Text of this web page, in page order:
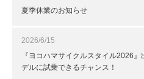
夏季休業のお知らせ
2026/6/15
『ヨコハマサイクルスタイル2026
デルに試乗できるチャンス！